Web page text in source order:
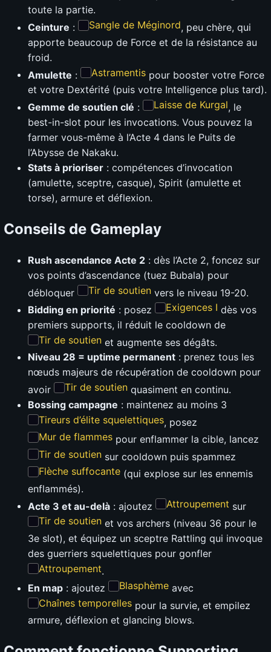
toute la partie.
Ceinture : Sangle de Méginord, peu chère, qui
apporte beaucoup de Force et de la résistance au
froid.
Amulette : Astramentis pour booster votre Force
et votre Dextérité (puis votre Intelligence plus tard).
Gemme de soutien clé : Laisse de Kurgal, le
best-in-slot pour les invocations. Vous pouvez la
farmer vous-même à l’Acte 4 dans le Puits de
l’Abysse de Nakaku.
Stats à prioriser : compétences d’invocation
(amulette, sceptre, casque), Spirit (amulette et
torse), armure et déflexion.
Conseils de Gameplay
Rush ascendance Acte 2 : dès l’Acte 2, foncez sur
vos points d’ascendance (tuez Bubala) pour
débloquer
Tir de soutien vers le niveau 19-20.
Bidding en priorité : posez Exigences I dès vos
premiers supports, il réduit le cooldown de
Tir de soutien et augmente ses dégâts.
Niveau 28 = uptime permanent : prenez tous les
nœuds majeurs de récupération de cooldown pour
avoir
Tir de soutien quasiment en continu.
Bossing campagne : maintenez au moins 3
Tireurs d’élite squelettiques, posez
Mur de flammes pour enflammer la cible, lancez
Tir de soutien sur cooldown puis spammez
Flèche suffocante (qui explose sur les ennemis
enflammés).
Acte 3 et au-delà : ajoutez Attroupement sur
Tir de soutien et vos archers (niveau 36 pour le
3e slot), et équipez un sceptre Rattling qui invoque
des guerriers squelettiques pour gonfler
Attroupement.
En map : ajoutez Blasphème avec
Chaînes temporelles pour la survie, et empilez
armure, déflexion et glancing blows.